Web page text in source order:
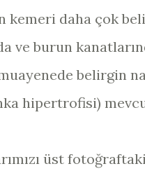
kemeri daha çok
ve burun
belirgin
hipertrofisi)
üst